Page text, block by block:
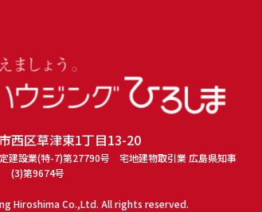
西区草津東1丁目13-20
建設業(特-7)第27790号 宅地建物取引業 広島県知事
(3)第9674号
Hiroshima Co.,Ltd. All rights reserved.